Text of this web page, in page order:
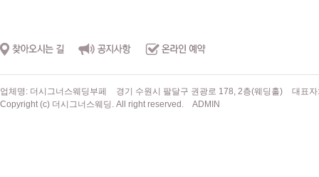
업체명: 더시그너스웨딩부페 경기 수원시 팔달구 권광로 178, 2층(웨딩홀)
대표
Copyright (c) 더시그너스웨딩. All right reserved.
ADMIN